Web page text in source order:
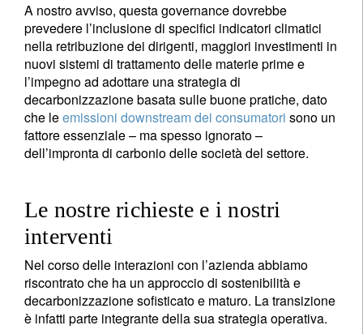
A nostro avviso, questa governance dovrebbe
prevedere l’inclusione di specifici indicatori climatici
nella retribuzione dei dirigenti, maggiori investimenti in
nuovi sistemi di trattamento delle materie prime e
l’impegno ad adottare una strategia di
decarbonizzazione basata sulle buone pratiche, dato
che leemissioni downstream dei consumatori sono un
fattore essenziale – ma spesso ignorato –
dell’impronta di carbonio delle società del settore.
Le nostre richieste e i nostri
interventi
Nel corso delle interazioni con l’azienda abbiamo
riscontrato che ha un approccio di sostenibilità e
decarbonizzazione sofisticato e maturo. La transizione
è infatti parte integrante della sua strategia operativa.